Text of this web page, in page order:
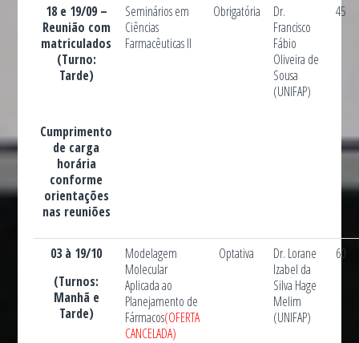
18 e 19/09 –
Reunião com
matriculados
(Turno:
Tarde)
Cumprimento
de carga
horária
conforme
orientações
nas reuniões
Seminários em
Ciências
Farmacêuticas II
Obrigatória
Dr.
Francisco
Fábio
Oliveira de
Sousa
(UNIFAP)
45
03 à 19/10
(Turnos:
Manhã e
Tarde)
Modelagem
Molecular
Aplicada ao
Planejamento de
Fármacos(OFERTA
CANCELADA)
Optativa
Dr. Lorane
Izabel da
Silva Hage
Melim
(UNIFAP)
60